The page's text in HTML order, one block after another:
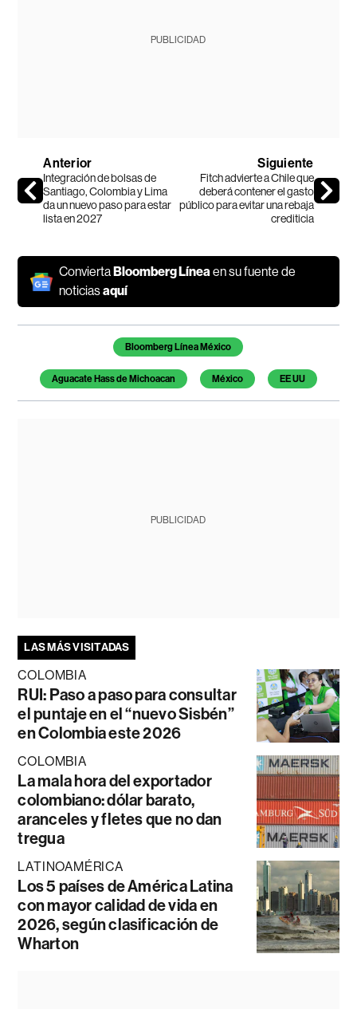
PUBLICIDAD
Anterior
Integración de bolsas de
Santiago, Colombia y Lima
da un nuevo paso para estar
lista en 2027
Siguiente
Fitch advierte a Chile que
deberá contener el gasto
público para evitar una rebaja
crediticia
Convierta Bloomberg Líneaen su fuente de
noticiasaquí
Temas de este artículoBloomberg Línea México
Aguacate Hass de Michoacan México EE UU
PUBLICIDAD
LAS MÁS VISITADAS
COLOMBIA
RUI: Paso a paso para consultar
el puntaje en el “nuevo Sisbén”
en Colombia este 2026
COLOMBIA
La mala hora del exportador
colombiano: dólar barato,
aranceles y fletes que no dan
tregua
LATINOAMÉRICA
Los 5 países de América Latina
con mayor calidad de vida en
2026, según clasificación de
Wharton